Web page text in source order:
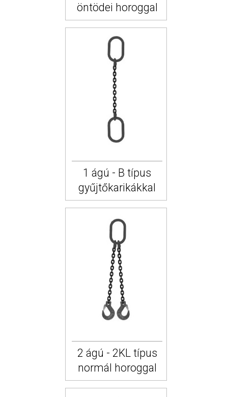
öntödei horoggal
1 ágú - B típus
gyűjtőkarikákkal
2 ágú - 2KL típus
normál horoggal